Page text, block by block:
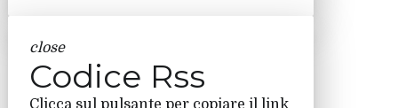
close
Codice Rss
Clicca sul pulsante per copiare il link